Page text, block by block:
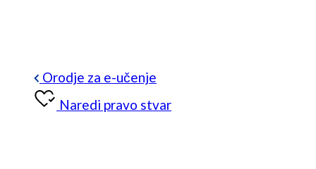
Orodje za e-učenje
Naredi pravo stvar